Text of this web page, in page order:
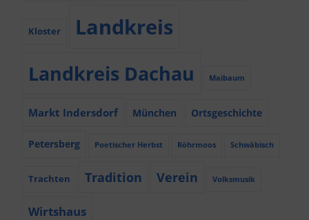
Kloster Landkreis
Landkreis Dachau Maibaum
Markt Indersdorf München Ortsgeschichte
Petersberg Poetischer Herbst Röhrmoos Schwäbisch
Trachten Tradition Verein Volksmusik
Wirtshaus